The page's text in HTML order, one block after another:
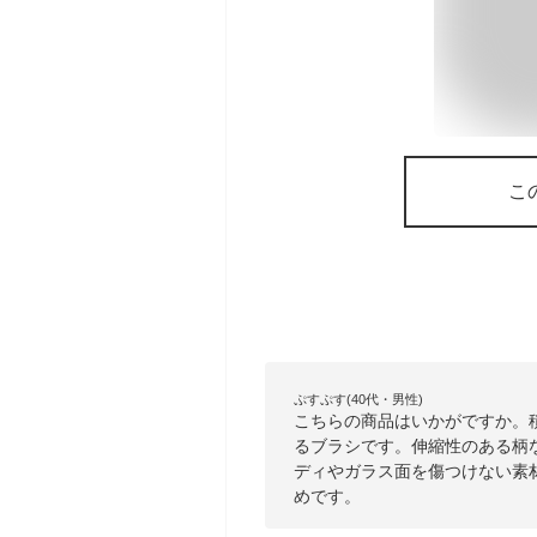
こ
ぷすぷす(40代・男性)
こちらの商品はいかがですか
るブラシです。伸縮性のある
ディやガラス面を傷つけない
めです。